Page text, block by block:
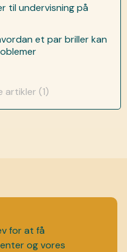
til undervisning på
et par briller kan
artikler (1)
for at få
og vores